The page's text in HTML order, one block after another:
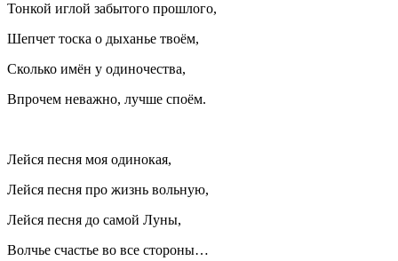
Тонкой иглой забытого прошлого,
Шепчет тоска о дыханье твоём,
Сколько имён у одиночества,
Впрочем неважно, лучше споём.
Лейся песня моя одинокая,
Лейся песня про жизнь вольную,
Лейся песня до самой Луны,
Волчье счастье во все стороны…